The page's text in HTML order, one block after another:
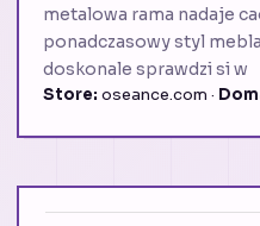
metalowa rama nadaje
ponadczasowy styl
doskonale sprawdzi si w
Store: oseance.com ·